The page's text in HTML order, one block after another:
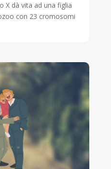
X dà vita ad una figlia
con 23 cromosomi